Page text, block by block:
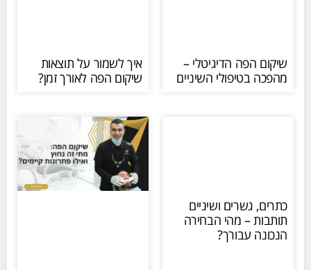
שיקום הפה הדיגיטלי –
מהפכה בטיפולי השיניים
איך לשמור על תוצאות
שיקום הפה לאורך זמן?
כתרים, גשרים ושיניים
תותבות – מהי הבחירה
הנכונה עבורך?